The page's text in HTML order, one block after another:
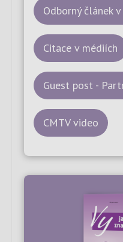
Odborný článek
Citace v médiích
Guest post -
CMTV video